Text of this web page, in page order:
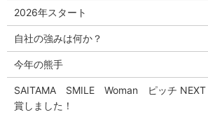
2026年スタート
自社の強みは何か？
今年の熊手
SAITAMA SMILE Woman ピッチ
賞しました！